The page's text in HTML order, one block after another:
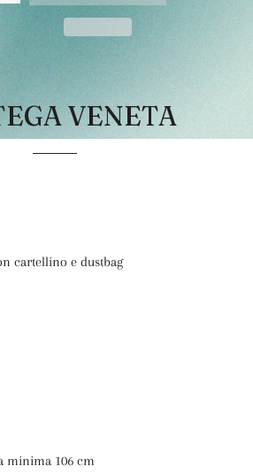
VENETA
cartellino e dustbag
minima 106 cm